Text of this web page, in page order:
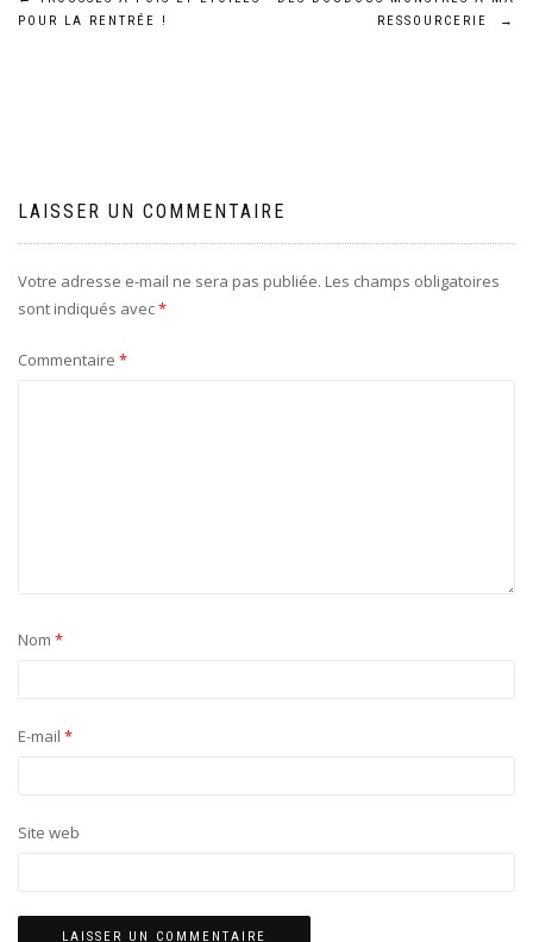
Navigation
POUR LA RENTRÉE !
RESSOURCERIE
→
LAISSER UN COMMENTAIRE
Votre adresse e-mail ne sera pas publiée. Les champs obligatoires
sont indiqués avec*
Commentaire *
Nom *
E-mail *
Site web